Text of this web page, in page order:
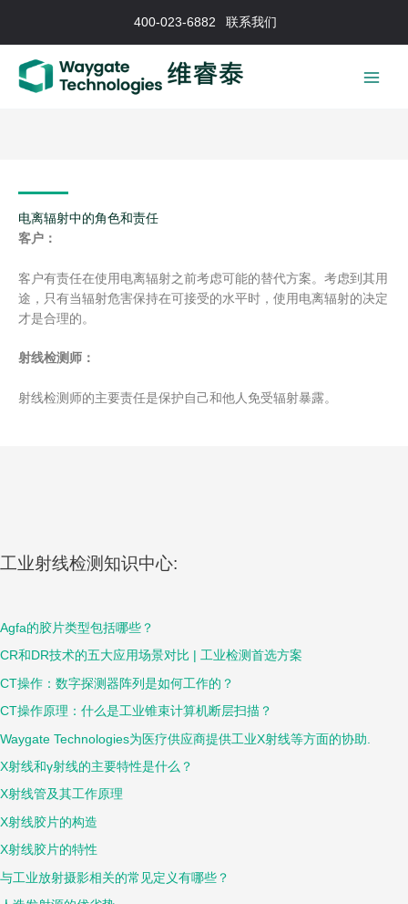
内
400-023-6882 联系我们
工业射线检测知识中心:
Agfa的胶片类型包括哪些？
CR和DR技术的五大应用场景对比 | 工业检测首选方案
CT操作：数字探测器阵列是如何工作的？
CT操作原理：什么是工业锥束计算机断层扫描？
Waygate Technologies为医疗供应商提供工业X射线等方面的协助.
X射线和γ射线的主要特性是什么？
X射线管及其工作原理
X射线胶片的构造
X射线胶片的特性
与工业放射摄影相关的常见定义有哪些？
电离辐射中的角色和责任
客户：
客户有责任在使用电离辐射之前考虑可能的替代方案。考虑到其用
途，只有当辐射危害保持在可接受的水平时，使用电离辐射的决定
才是合理的。
射线检测师：
射线检测师的主要责任是保护自己和他人免受辐射暴露。